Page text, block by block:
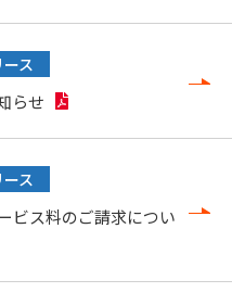
ス
らせ
ス
ビス料のご請求につい